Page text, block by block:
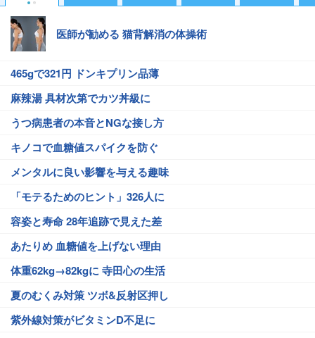
医師が勧める 猫背解消の体操術
465gで321円 ドンキプリン品薄
麻辣湯 具材次第でカツ丼級に
うつ病患者の本音とNGな接し方
キノコで血糖値スパイクを防ぐ
メンタルに良い影響を与える趣味
「モテるためのヒント」326人に
容姿と寿命 28年追跡で見えた差
あたりめ 血糖値を上げない理由
体重62kg→82kgに 寺田心の生活
夏のむくみ対策 ツボ&反射区押し
紫外線対策がビタミンD不足に